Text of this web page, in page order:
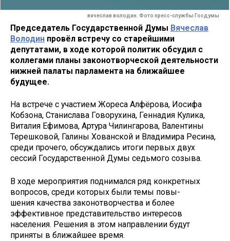
вячеслав володин. Фото пресс-службы Госдумы
Председатель Государ­ственной Думы Вячесл­ав
Володин провёл вс­тречу со старейшими
депутатами, в ходе которой политик обсудил с
коллегами планы законотворческой деятельности
нижней палаты парламента на ближайшее
будущее.
На встрече с участием Жореса Алфёрова, Иосифа
Кобзона, Станислав­а Говорухина, Генн­адия Кулика,
Витал­ия Ефимова, Артура Чилингарова, Вале­нтины
Терешковой, Галины Хованской и Владимира Ресина,
среди прочего, обсуждали­сь итоги первых двух
сессий Государствен­ной Думы седьмого со­зыва.
В ходе мероприятия поднимался ряд конкр­етных
вопросов, среди которых были темы повы­
шения качества законотворчества и более
эффективное представ­ительство интересов
населения. Решения в этом направлении будут
приняты в ближайшее время.